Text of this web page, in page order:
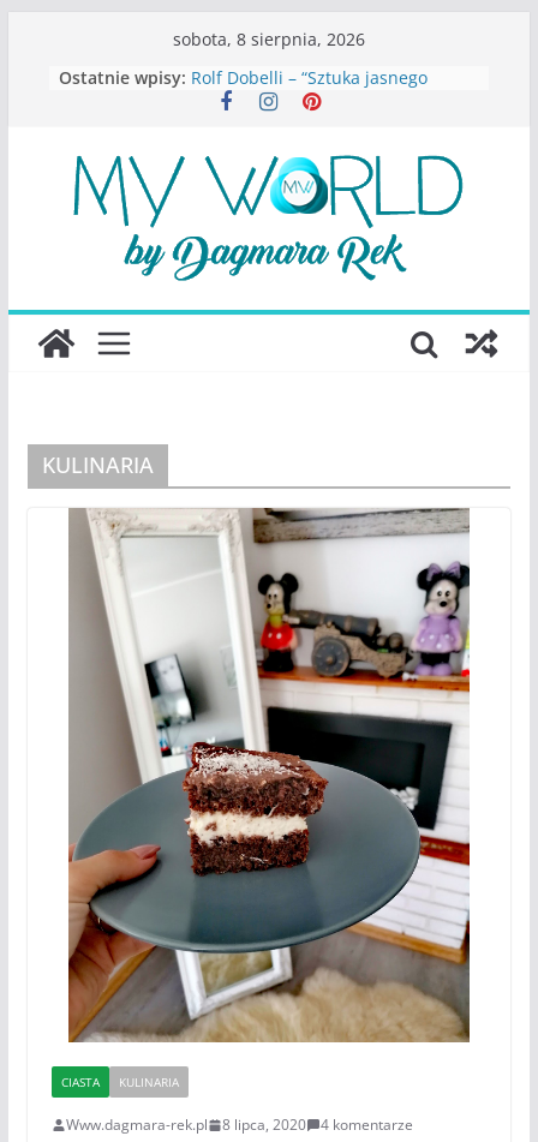
sobota, 8 sierpnia, 2026
Ostatnie wpisy: Rolf Dobelli – “Sztuka jasnego
myślenia”
Konstancina. Sekrety seksbiznesu”
Katarzyna Lewandowicz – Zanim
straciliśmy siebie
Judith Joseph – “Wysoko
funkcjonująca depresja”
S.Wynn-Williams – “Bezwzględni. O
największego portalu
KULINARIA
CIASTA KULINARIA
Www.dagmara-rek.pl 8 lipca, 2020
4 komentarze